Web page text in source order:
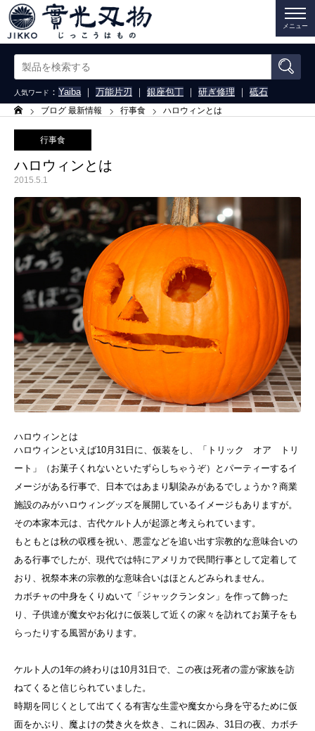
メニュー
人気ワード ： Yaiba｜ 万能片刃 ｜ 銀座包丁 ｜ 研ぎ修理 ｜ 砥石
ーム ブログ 最新情報 行事食 ハロウィンとは
行事食
ハロウィンとは
2015.5.1
ハロウィンとは
ハロウィンといえば10月31日に、仮装をし、「トリック オア トリ
ート」（お菓子くれないといたずらしちゃうぞ）とパーティーするイ
メージがある行事で、日本ではあまり馴染みがあるでしょうか？商業
施設のみがハロウィングッズを展開しているイメージもありますが。
その本家本元は、古代ケルト人が起源と考えられています。
もともとは秋の収穫を祝い、悪霊などを追い出す宗教的な意味合いの
ある行事でしたが、現代では特にアメリカで民間行事として定着して
おり、祝祭本来の宗教的な意味合いはほとんどみられません。
カボチャの中身をくりぬいて「ジャックランタン」を作って飾った
り、子供達が魔女やお化けに仮装して近くの家々を訪れてお菓子をも
らったりする風習があります。
ケルト人の1年の終わりは10月31日で、この夜は死者の霊が家族を訪
ねてくると信じられていました。
時期を同じくとして出てくる有害な生霊や魔女から身を守るために仮
面をかぶり、魔よけの焚き火を炊き、これに因み、31日の夜、カボチ